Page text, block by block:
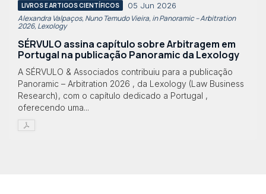
LIVROS E ARTIGOS CIENTÍFICOS 05 Jun 2026
Alexandra Valpaços, Nuno Temudo Vieira, in Panoramic – Arbitration
2026, Lexology
SÉRVULO assina capítulo sobre Arbitragem em
Portugal na publicação Panoramic da Lexology
A SÉRVULO & Associados contribuiu para a publicação
Panoramic – Arbitration 2026 , da Lexology (Law Business
Research), com o capítulo dedicado a Portugal ,
oferecendo uma...